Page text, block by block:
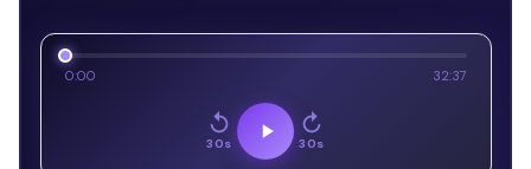
0:00 32:37
30s 30s